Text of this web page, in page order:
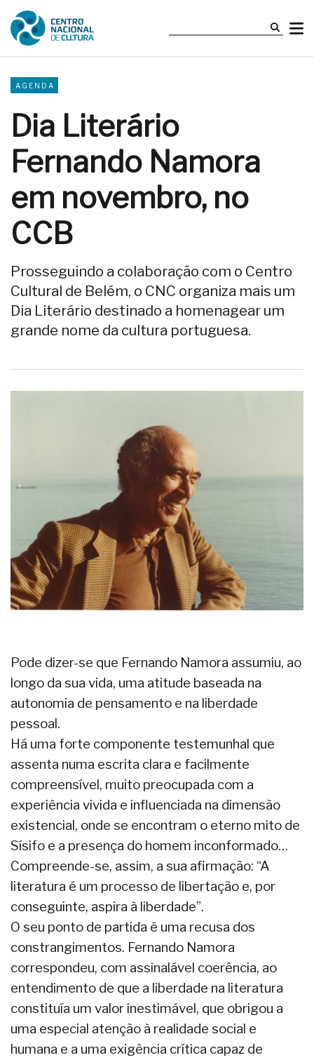
AGENDA
Dia Literário
Fernando Namora
em novembro, no
CCB
Prosseguindo a colaboração com o Centro
Cultural de Belém, o CNC organiza mais um
Dia Literário destinado a homenagear um
grande nome da cultura portuguesa.
Pode dizer-se que Fernando Namora assumiu, ao
longo da sua vida, uma atitude baseada na
autonomia de pensamento e na liberdade
pessoal.
Há uma forte componente testemunhal que
assenta numa escrita clara e facilmente
compreensível, muito preocupada com a
experiência vivida e influenciada na dimensão
existencial, onde se encontram o eterno mito de
Sísifo e a presença do homem inconformado…
Compreende-se, assim, a sua afirmação: “A
literatura é um processo de libertação e, por
conseguinte, aspira à liberdade”.
O seu ponto de partida é uma recusa dos
constrangimentos. Fernando Namora
correspondeu, com assinalável coerência, ao
entendimento de que a liberdade na literatura
constituía um valor inestimável, que obrigou a
uma especial atenção à realidade social e
humana e a uma exigência crítica capaz de